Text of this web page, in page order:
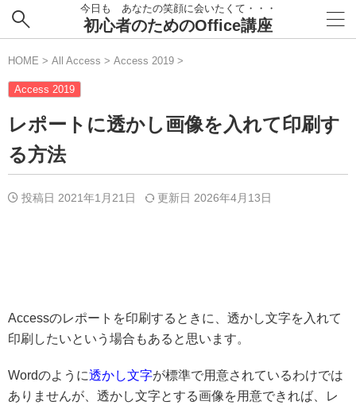
今日も あなたの笑顔に会いたくて・・・
初心者のためのOffice講座
HOME > All Access > Access 2019 >
Access 2019
レポートに透かし画像を入れて印刷す
る方法
投稿日 2021年1月21日 更新日 2026年4月13日
Accessのレポートを印刷するときに、透かし文字を入れて
印刷したいという場合もあると思います。
Wordのように透かし文字が標準で用意されているわけでは
ありませんが、透かし文字とする画像を用意できれば、レ